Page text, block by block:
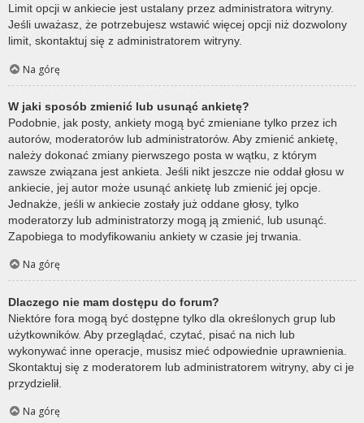
Limit opcji w ankiecie jest ustalany przez administratora witryny.
Jeśli uważasz, że potrzebujesz wstawić więcej opcji niż dozwolony
limit, skontaktuj się z administratorem witryny.
Na górę
W jaki sposób zmienić lub usunąć ankietę?
Podobnie, jak posty, ankiety mogą być zmieniane tylko przez ich
autorów, moderatorów lub administratorów. Aby zmienić ankietę,
należy dokonać zmiany pierwszego posta w wątku, z którym
zawsze związana jest ankieta. Jeśli nikt jeszcze nie oddał głosu w
ankiecie, jej autor może usunąć ankietę lub zmienić jej opcje.
Jednakże, jeśli w ankiecie zostały już oddane głosy, tylko
moderatorzy lub administratorzy mogą ją zmienić, lub usunąć.
Zapobiega to modyfikowaniu ankiety w czasie jej trwania.
Na górę
Dlaczego nie mam dostępu do forum?
Niektóre fora mogą być dostępne tylko dla określonych grup lub
użytkowników. Aby przeglądać, czytać, pisać na nich lub
wykonywać inne operacje, musisz mieć odpowiednie uprawnienia.
Skontaktuj się z moderatorem lub administratorem witryny, aby ci je
przydzielił.
Na górę